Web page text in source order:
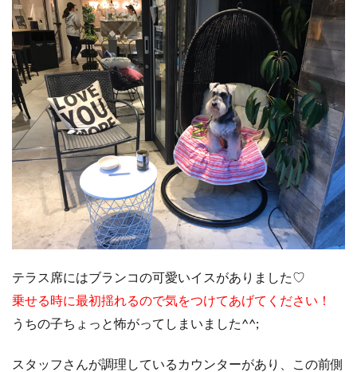
テラス席にはブランコの可愛いイスがありました♡
乗せる時に最初揺れるので気をつけてあげてください！
うちの子ちょっと怖がってしまいました^^;
スタッフさんが調理しているカウンターがあり、この前側